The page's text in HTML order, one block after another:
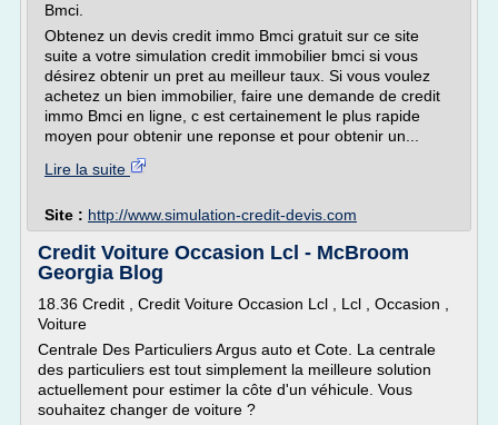
Bmci.
Obtenez un devis credit immo Bmci gratuit sur ce site
suite a votre simulation credit immobilier bmci si vous
désirez obtenir un pret au meilleur taux. Si vous voulez
achetez un bien immobilier, faire une demande de credit
immo Bmci en ligne, c est certainement le plus rapide
moyen pour obtenir une reponse et pour obtenir un...
Lire la suite
Site : http://www.simulation-credit-devis.com
Credit Voiture Occasion Lcl - McBroom
Georgia Blog
18.36 Credit , Credit Voiture Occasion Lcl , Lcl , Occasion ,
Voiture
Centrale Des Particuliers Argus auto et Cote. La centrale
des particuliers est tout simplement la meilleure solution
actuellement pour estimer la côte d'un véhicule. Vous
souhaitez changer de voiture ?